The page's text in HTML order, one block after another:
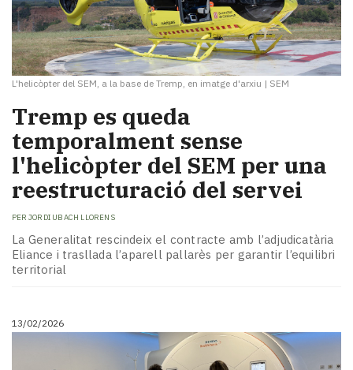
L'helicòpter del SEM, a la base de Tremp, en imatge d'arxiu | SEM
Tremp es queda
temporalment sense
l'helicòpter del SEM per una
reestructuració del servei
PER JORDI UBACH LLORENS
La Generalitat rescindeix el contracte amb l’adjudicatària
Eliance i trasllada l’aparell pallarès per garantir l’equilibri
territorial
13/02/2026